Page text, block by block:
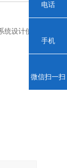
设计使
电话
手机
微信扫一扫